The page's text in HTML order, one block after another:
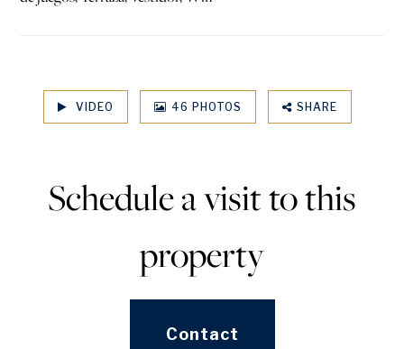
VIDEO 46 PHOTOS SHARE
Schedule a visit to this
property
Contact